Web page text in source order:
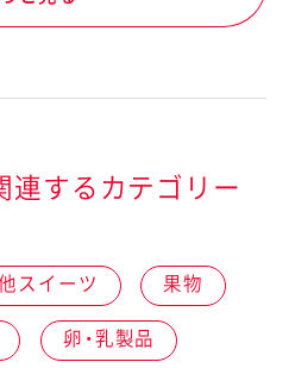
連するカテゴリー
スイーツ 果物
卵・乳製品